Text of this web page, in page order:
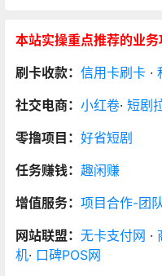
本站实操重点推荐的业务
刷卡收款： 信用卡刷卡 ·
社交电商： 小红卷· 短剧
零撸项目： 好省短剧
任务赚钱： 趣闲赚
增值服务： 项目合作-团
网站联盟： 无卡支付网 ·
机· 口碑POS网